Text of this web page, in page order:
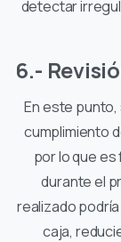
detectar
6.-
En este
cumplimiento
por lo que
durante el
realizado
caja,